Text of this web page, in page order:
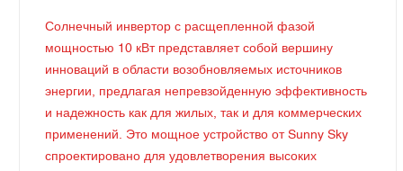
Солнечный инвертор с расщепленной фазой
мощностью 10 кВт представляет собой вершину
инноваций в области возобновляемых источников
энергии, предлагая непревзойденную эффективность
и надежность как для жилых, так и для коммерческих
применений. Это мощное устройство от Sunny Sky
спроектировано для удовлетворения высоких